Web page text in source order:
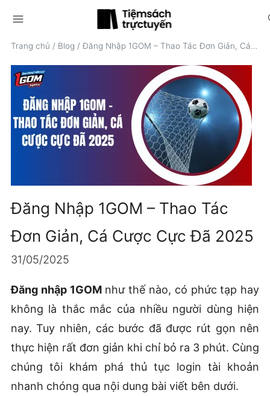
menu
Trang chủ / Blog / Đăng Nhập 1GOM – Thao Tác Đơn Giản, Cá Cược Cực Đã 2025
Đăng Nhập 1GOM – Thao Tác
Đơn Giản, Cá Cược Cực Đã 2025
31/05/2025
Đăng nhập 1GOMnhư thế nào, có phức tạp hay
không là thắc mắc của nhiều người dùng hiện
nay. Tuy nhiên, các bước đã được rút gọn nên
thực hiện rất đơn giản khi chỉ bỏ ra 3 phút. Cùng
chúng tôi khám phá thủ tục login tài khoản
nhanh chóng qua nội dung bài viết bên dưới.